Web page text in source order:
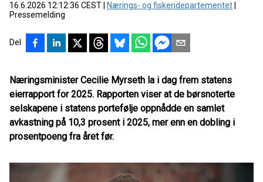
16.6.2026 12:12:36 CEST Nærings- og fiskeridepartementet
Pressemelding
Del
Næringsminister Cecilie Myrseth la i dag frem statens
eierrapport for 2025. Rapporten viser at de børsnoterte
selskapene i statens portefølje oppnådde en samlet
avkastning på 10,3 prosent i 2025, mer enn en dobling i
prosentpoeng fra året før.